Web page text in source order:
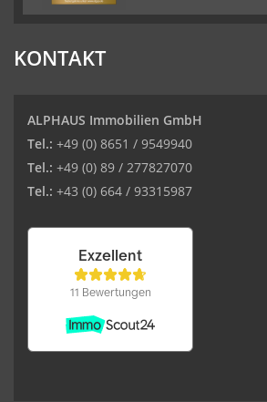
KONTAKT
ALPHAUS Immobilien GmbH
Tel.: +49 (0) 8651 / 9549940
Tel.: +49 (0) 89 / 277827070
Tel.: +43 (0) 664 / 93315987